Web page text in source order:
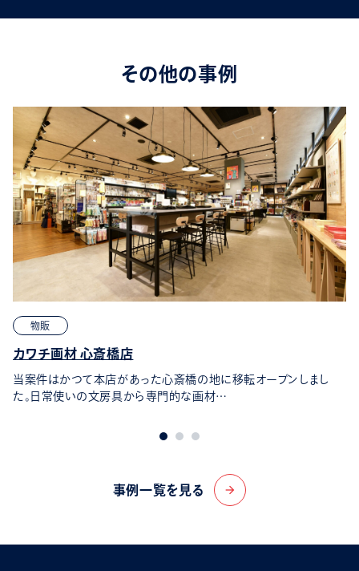
その他の事例
物販
カワチ画材 心斎橋店
当案件はかつて本店があった心斎橋の地に移転オープンしまし
た。日常使いの文房具から専門的な画材…
事例一覧を見る arrow_forward